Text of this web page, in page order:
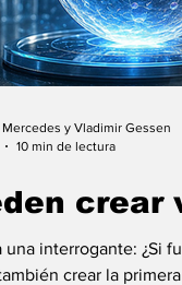
crear
una interrogante: ¿Si
crear la
Mercedes y Vladimir Gessen
10 min de lectura